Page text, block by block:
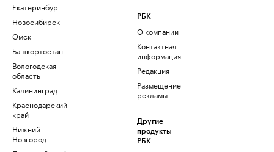
Екатеринбург
Новосибирск
Омск
Башкортостан
Вологодская
область
Калининград
Краснодарский
край
Нижний
Новгород
РБК
О компании
Контактная
информация
Редакция
Размещение
рекламы
Другие
продукты
РБК